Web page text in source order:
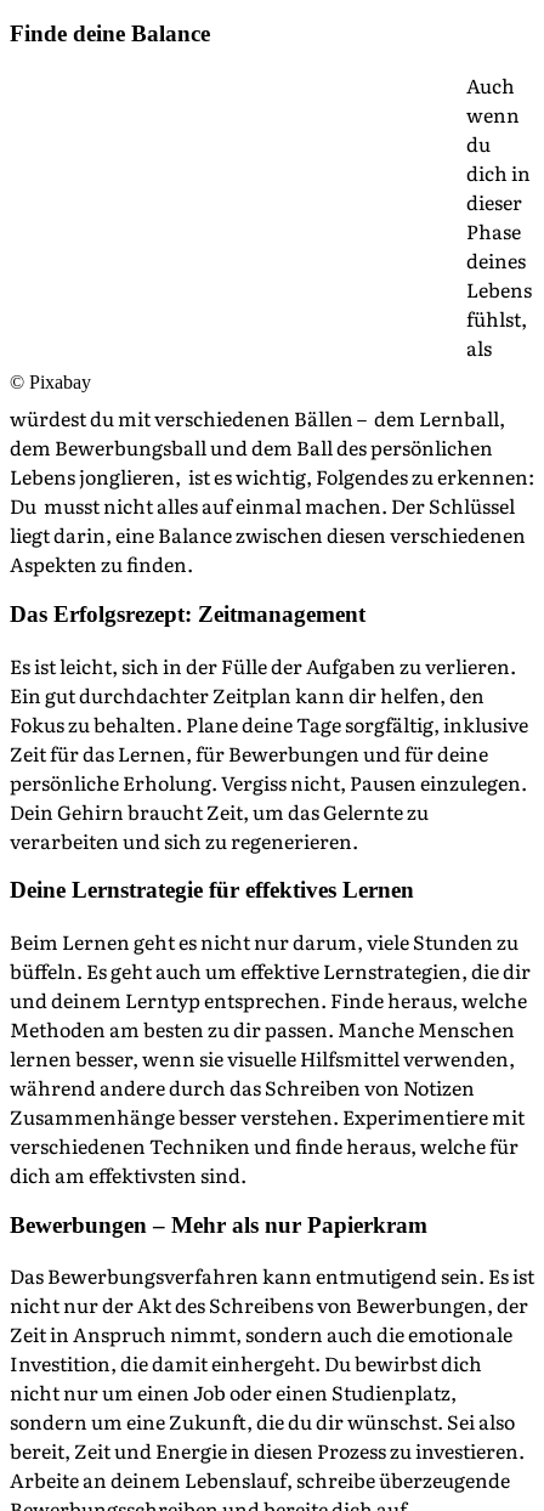
Finde deine Balance
© Pixabay
Auch
wenn
du
dich in
dieser
Phase
deines
Lebens
fühlst,
als
würdest du mit verschiedenen Bällen – dem Lernball,
dem Bewerbungsball und dem Ball des persönlichen
Lebens jonglieren, ist es wichtig, Folgendes zu erkennen:
Du musst nicht alles auf einmal machen. Der Schlüssel
liegt darin, eine Balance zwischen diesen verschiedenen
Aspekten zu finden.
Das Erfolgsrezept: Zeitmanagement
Es ist leicht, sich in der Fülle der Aufgaben zu verlieren.
Ein gut durchdachter Zeitplan kann dir helfen, den
Fokus zu behalten. Plane deine Tage sorgfältig, inklusive
Zeit für das Lernen, für Bewerbungen und für deine
persönliche Erholung. Vergiss nicht, Pausen einzulegen.
Dein Gehirn braucht Zeit, um das Gelernte zu
verarbeiten und sich zu regenerieren.
Deine Lernstrategie für effektives Lernen
Beim Lernen geht es nicht nur darum, viele Stunden zu
büffeln. Es geht auch um effektive Lernstrategien, die dir
und deinem Lerntyp entsprechen. Finde heraus, welche
Methoden am besten zu dir passen. Manche Menschen
lernen besser, wenn sie visuelle Hilfsmittel verwenden,
während andere durch das Schreiben von Notizen
Zusammenhänge besser verstehen. Experimentiere mit
verschiedenen Techniken und finde heraus, welche für
dich am effektivsten sind.
Bewerbungen – Mehr als nur Papierkram
Das Bewerbungsverfahren kann entmutigend sein. Es ist
nicht nur der Akt des Schreibens von Bewerbungen, der
Zeit in Anspruch nimmt, sondern auch die emotionale
Investition, die damit einhergeht. Du bewirbst dich
nicht nur um einen Job oder einen Studienplatz,
sondern um eine Zukunft, die du dir wünschst. Sei also
bereit, Zeit und Energie in diesen Prozess zu investieren.
Arbeite an deinem Lebenslauf, schreibe überzeugende